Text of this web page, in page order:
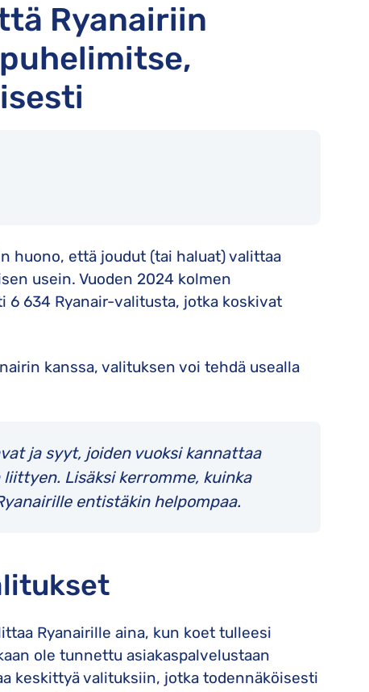
Ryanairiin
huono, että joudut (tai haluat) valittaa
usein. Vuoden 2024 kolmen
6 634 Ryanair-valitusta, jotka koskivat
kanssa, valituksen voi tehdä usealla
ja syyt, joiden vuoksi kannattaa
Lisäksi kerromme, kuinka
entistäkin helpompaa.
Ryanairille aina, kun koet tulleesi
ole tunnettu asiakaspalvelustaan
keskittyä valituksiin, jotka todennäköisesti